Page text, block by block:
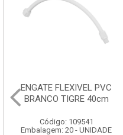
ENGATE FLEXIVEL PVC
BRANCO TIGRE 40cm
Código: 109541
Embalagem: 20 - UNIDADE